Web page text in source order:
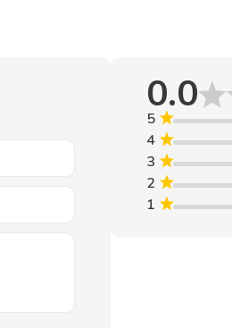
0.0
5
4
3
2
1